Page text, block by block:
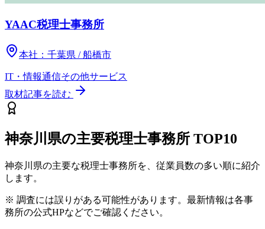
YAAC税理士事務所
本社： 千葉県 / 船橋市
IT・情報通信その他サービス
取材記事を読む
神奈川県の主要税理士事務所 TOP10
神奈川県の主要な税理士事務所を、従業員数の多い順に紹介
します。
※ 調査には誤りがある可能性があります。最新情報は各事
務所の公式HPなどでご確認ください。